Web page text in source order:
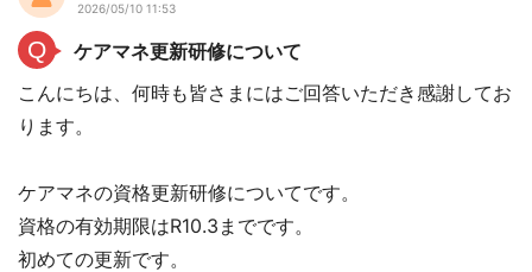
2026/05/10 11:53
Q
ケアマネ更新研修について
こんにちは、何時も皆さまにはご回答いただき感謝してお
ります。
ケアマネの資格更新研修についてです。
資格の有効期限はR10.3までです。
初めての更新です。